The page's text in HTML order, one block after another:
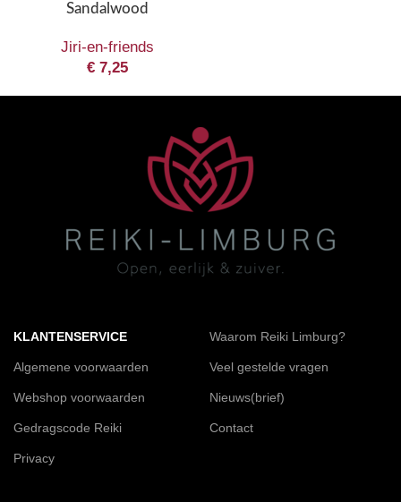
Sandalwood
Jiri-en-friends
€7,25
KLANTENSERVICE
Algemene voorwaarden
Webshop voorwaarden
Gedragscode Reiki
Privacy
Waarom Reiki Limburg?
Veel gestelde vragen
Nieuws(brief)
Contact